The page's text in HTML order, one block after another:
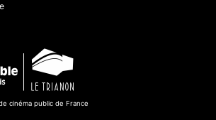
cinéma public de France